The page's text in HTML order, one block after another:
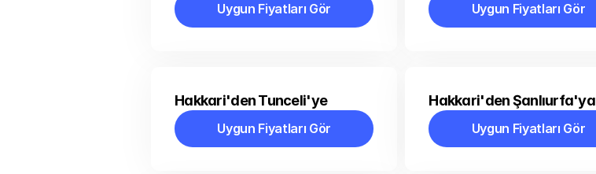
Uygun Fiyatları Gör
Uygun Fiyatları Gör
Uygun Fiyatları Gör
Uygun Fiyatları Gör
Hakkari'den Tunceli'ye
Uygun Fiyatları Gör
Uygun Fiyatları Gör
Hakkari'den Şanlıurfa'ya
Uygun Fiyatları Gör
Uygun Fiyatları Gör